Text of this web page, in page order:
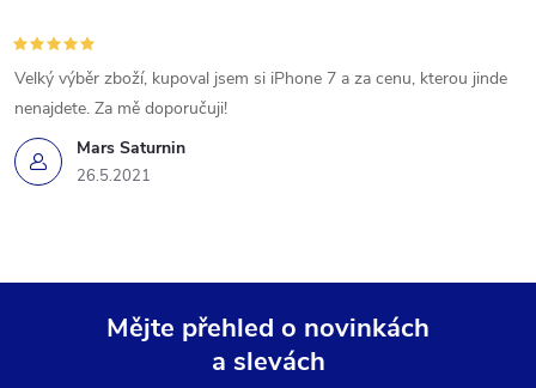
Mars Saturnin
26.5.2021
Velký výběr zboží, kupoval jsem si iPhone 7 a za cenu, kterou jinde
nenajdete. Za mě doporučuji!
Mějte přehled o novinkách
a slevách